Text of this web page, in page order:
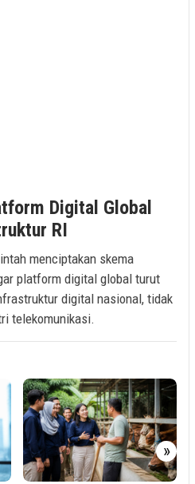
Digital Global
RI
menciptakan skema
platform digital global turut
digital nasional, tidak
telekomunikasi.
»